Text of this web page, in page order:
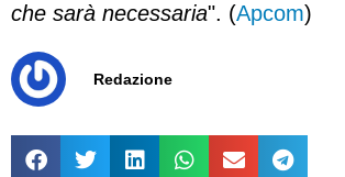
che sarà necessaria". (Apcom)
Redazione